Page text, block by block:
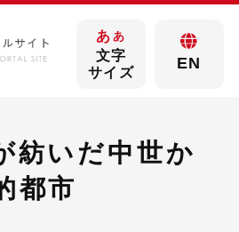
あ あ
文字
サイズ
EN
紡いだ中世か
都市